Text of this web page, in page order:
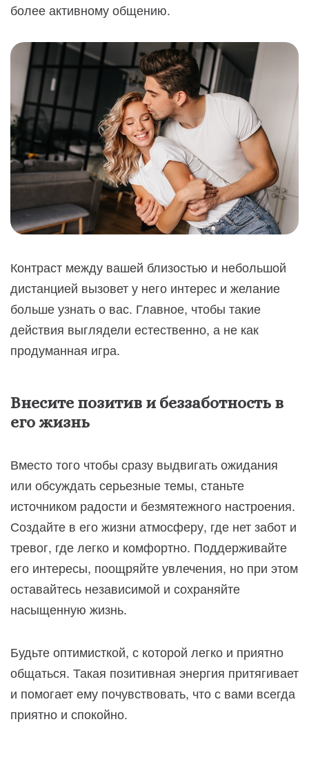
более активному общению.
Контраст между вашей близостью и небольшой
дистанцией вызовет у него интерес и желание
больше узнать о вас. Главное, чтобы такие
действия выглядели естественно, а не как
продуманная игра.
Внесите позитив и беззаботность в
его жизнь
Вместо того чтобы сразу выдвигать ожидания
или обсуждать серьезные темы, станьте
источником радости и безмятежного настроения.
Создайте в его жизни атмосферу, где нет забот и
тревог, где легко и комфортно. Поддерживайте
его интересы, поощряйте увлечения, но при этом
оставайтесь независимой и сохраняйте
насыщенную жизнь.
Будьте оптимисткой, с которой легко и приятно
общаться. Такая позитивная энергия притягивает
и помогает ему почувствовать, что с вами всегда
приятно и спокойно.